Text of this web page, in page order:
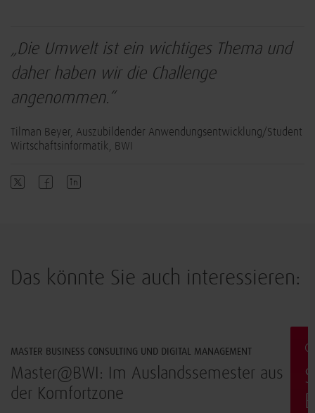
„Die Umwelt ist ein wichtiges Thema und
daher haben wir die Challenge
angenommen.“
Tilman Beyer, Auszubildender Anwendungsentwicklung/Student
Wirtschaftsinformatik, BWI
Das könnte Sie auch interessieren:
MASTER BUSINESS CONSULTING UND DIGITAL MANAGEMENT
Master@BWI: Im Auslandssemester aus
der Komfortzone